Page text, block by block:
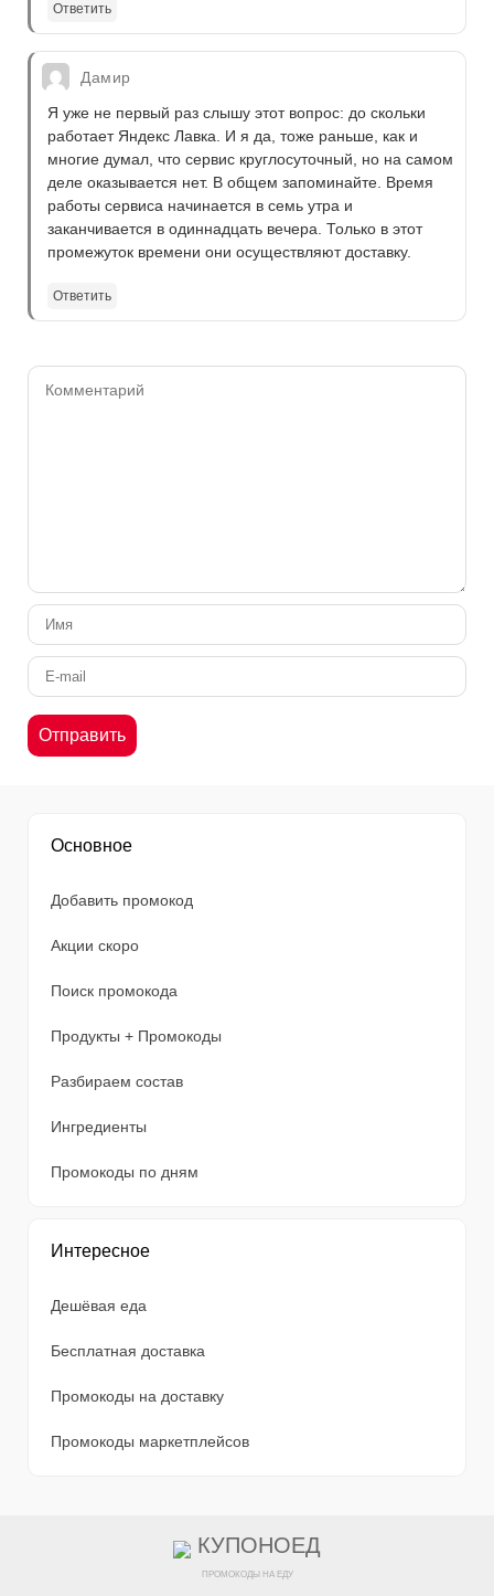
Ответить
Дамир
Я уже не первый раз слышу этот вопрос: до скольки
работает Яндекс Лавка. И я да, тоже раньше, как и
многие думал, что сервис круглосуточный, но на самом
деле оказывается нет. В общем запоминайте. Время
работы сервиса начинается в семь утра и
заканчивается в одиннадцать вечера. Только в этот
промежуток времени они осуществляют доставку.
Ответить
Основное
Добавить промокод
Акции скоро
Поиск промокода
Продукты + Промокоды
Разбираем состав
Ингредиенты
Промокоды по дням
Интересное
Дешёвая еда
Бесплатная доставка
Промокоды на доставку
Промокоды маркетплейсов
КУПОНОЕД
ПРОМОКОДЫ НА ЕДУ